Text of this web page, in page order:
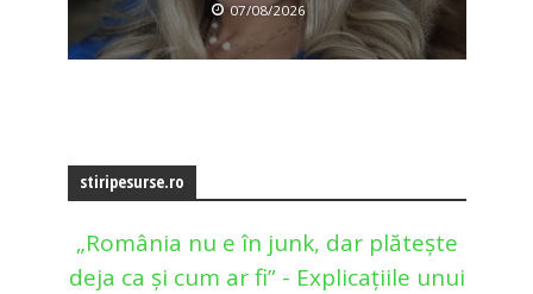
07/08/2026
stiripesurse.ro
„România nu e în junk, dar plătește
deja ca și cum ar fi” - Explicațiile unui